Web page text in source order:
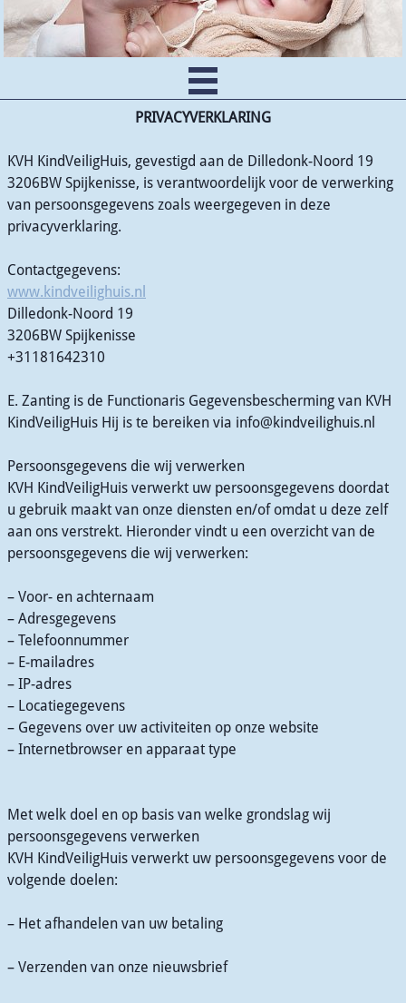
PRIVACYVERKLARING
KVH KindVeiligHuis, gevestigd aan de Dilledonk-Noord 19
3206BW Spijkenisse, is verantwoordelijk voor de verwerking
van persoonsgegevens zoals weergegeven in deze
privacyverklaring.
Contactgegevens:
www.kindveilighuis.nl
Dilledonk-Noord 19
3206BW Spijkenisse
+31181642310
E. Zanting is de Functionaris Gegevensbescherming van KVH
KindVeiligHuis Hij is te bereiken via info@kindveilighuis.nl
Persoonsgegevens die wij verwerken
KVH KindVeiligHuis verwerkt uw persoonsgegevens doordat
u gebruik maakt van onze diensten en/of omdat u deze zelf
aan ons verstrekt. Hieronder vindt u een overzicht van de
persoonsgegevens die wij verwerken:
– Voor- en achternaam
– Adresgegevens
– Telefoonnummer
– E-mailadres
– IP-adres
– Locatiegegevens
– Gegevens over uw activiteiten op onze website
– Internetbrowser en apparaat type
Met welk doel en op basis van welke grondslag wij
persoonsgegevens verwerken
KVH KindVeiligHuis verwerkt uw persoonsgegevens voor de
volgende doelen:
– Het afhandelen van uw betaling
– Verzenden van onze nieuwsbrief